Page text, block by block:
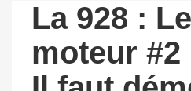
La 928 : Le
moteur #2